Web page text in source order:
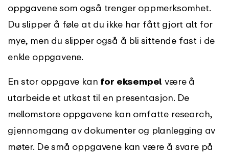
oppgavene som også trenger oppmerksomhet.
Du slipper å føle at du ikke har fått gjort alt for
mye, men du slipper også å bli sittende fast i de
enkle oppgavene.
En stor oppgave kan for eksempel være å
utarbeide et utkast til en presentasjon. De
mellomstore oppgavene kan omfatte research,
gjennomgang av dokumenter og planlegging av
møter. De små oppgavene kan være å svare på